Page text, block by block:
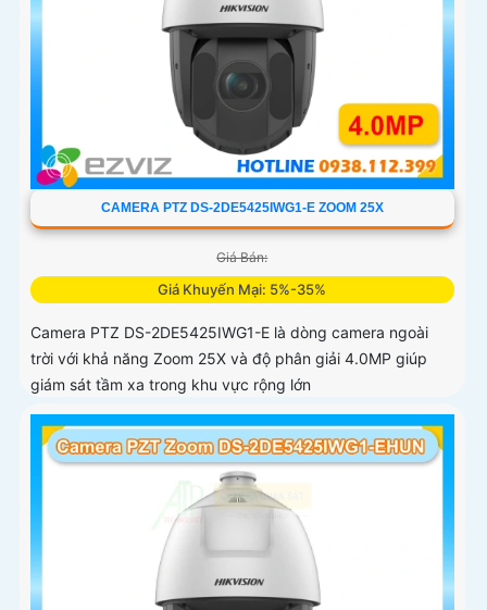
CAMERA PTZ DS-2DE5425IWG1-E ZOOM 25X
Giá Bán:
Giá Khuyến Mại: 5%-35%
Camera PTZ DS-2DE5425IWG1-E là dòng camera ngoài
trời với khả năng Zoom 25X và độ phân giải 4.0MP giúp
giám sát tầm xa trong khu vực rộng lớn